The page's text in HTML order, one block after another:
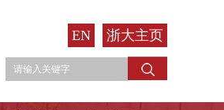
EN 浙大主页